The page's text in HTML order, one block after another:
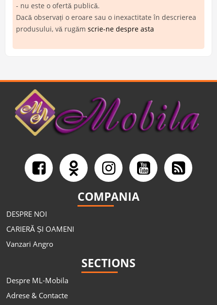
- nu este o ofertă publică.
Dacă observați o eroare sau o inexactitate în descrierea
produsului, vă rugăm scrie-ne despre asta
COMPANIA
DESPRE NOI
CARIERĂ ȘI OAMENI
Vanzari Angro
SECTIONS
Despre ML-Mobila
Adrese & Contacte